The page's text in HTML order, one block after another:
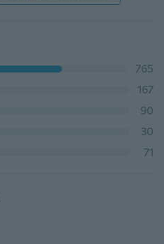
765
167
90
30
71